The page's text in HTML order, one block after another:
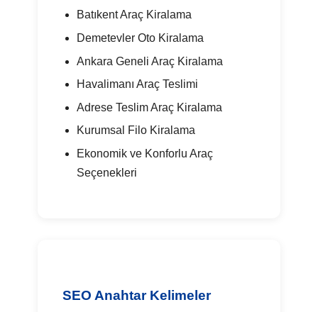
Batıkent Araç Kiralama
Demetevler Oto Kiralama
Ankara Geneli Araç Kiralama
Havalimanı Araç Teslimi
Adrese Teslim Araç Kiralama
Kurumsal Filo Kiralama
Ekonomik ve Konforlu Araç
Seçenekleri
SEO Anahtar Kelimeler